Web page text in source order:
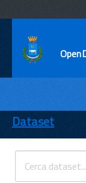
ENTI
TEMI
INFORMAZIONI
Dataset